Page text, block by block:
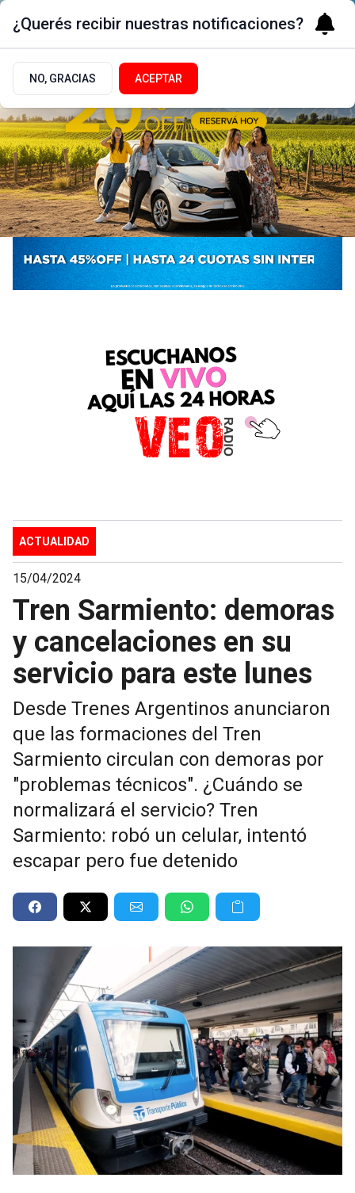
ACTUALIDAD
15/04/2024
Tren Sarmiento: demoras
y cancelaciones en su
servicio para este lunes
Desde Trenes Argentinos anunciaron
que las formaciones del Tren
Sarmiento circulan con demoras por
"problemas técnicos". ¿Cuándo se
normalizará el servicio? Tren
Sarmiento: robó un celular, intentó
escapar pero fue detenido
¿Querés recibir nuestras notificaciones?
NO, GRACIAS ACEPTAR